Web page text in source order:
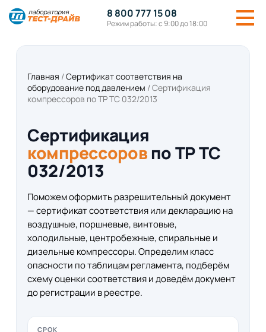
8 800 777 15 08
Режим работы: с 9:00 до 18:00
Главная /Сертификат соответствия на
оборудование под давлением /Сертификация
компрессоров по ТР ТС 032/2013
Сертификация
компрессоров по ТР ТС
032/2013
Поможем оформить разрешительный документ
— сертификат соответствия или декларацию на
воздушные, поршневые, винтовые,
холодильные, центробежные, спиральные и
дизельные компрессоры. Определим класс
опасности по таблицам регламента, подберём
схему оценки соответствия и доведём документ
до регистрации в реестре.
СРОК